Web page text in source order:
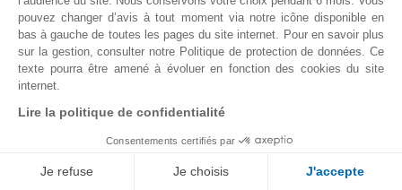
pouvez changer d’avis à tout moment via notre icône disponible en
bas à gauche de toutes les pages du site internet. Pour en savoir plus
sur la gestion, consulter notre Politique de protection de données. Ce
texte pourra être amené à évoluer en fonction des cookies du site
internet.
Lire la politique de confidentialité
Consentements certifiés par
Je refuse Je choisis J'accepte